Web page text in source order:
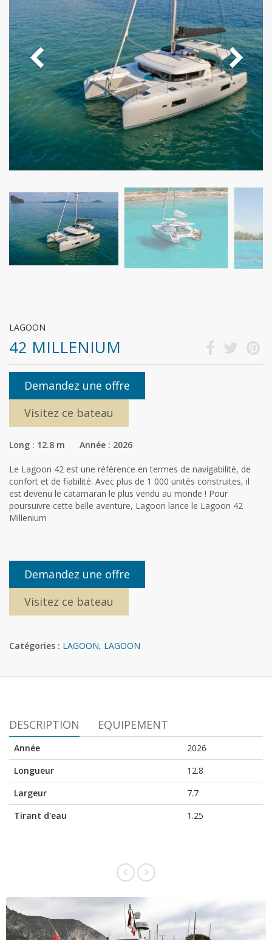
LAGOON
42 MILLENIUM
Demandez une offre
Visitez ce bateau
Long : 12.8 m Année : 2026
Le Lagoon 42 est une référence en termes de navigabilité, de
confort et de fiabilité. Avec plus de 1 000 unités construites, il
est devenu le catamaran le plus vendu au monde ! Pour
poursuivre cette belle aventure, Lagoon lance le Lagoon 42
Millenium
Demandez une offre
Visitez ce bateau
Catégories : LAGOON, LAGOON
DESCRIPTION EQUIPEMENT
Année
2026
Longueur
12.8
Largeur
7.7
Tirant d'eau
1.25